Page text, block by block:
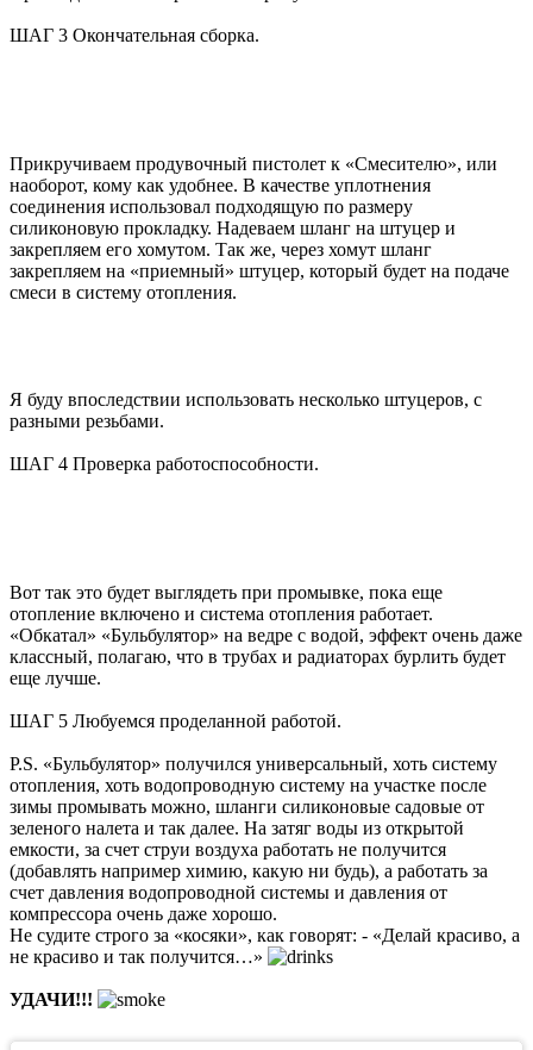
ШАГ 3 Окончательная сборка.
Прикручиваем продувочный пистолет к «Смесителю», или
наоборот, кому как удобнее. В качестве уплотнения
соединения использовал подходящую по размеру
силиконовую прокладку. Надеваем шланг на штуцер и
закрепляем его хомутом. Так же, через хомут шланг
закрепляем на «приемный» штуцер, который будет на подаче
смеси в систему отопления.
Я буду впоследствии использовать несколько штуцеров, с
разными резьбами.
ШАГ 4 Проверка работоспособности.
Вот так это будет выглядеть при промывке, пока еще
отопление включено и система отопления работает.
«Обкатал» «Бульбулятор» на ведре с водой, эффект очень даже
классный, полагаю, что в трубах и радиаторах бурлить будет
еще лучше.
ШАГ 5 Любуемся проделанной работой.
P.S. «Бульбулятор» получился универсальный, хоть систему
отопления, хоть водопроводную систему на участке после
зимы промывать можно, шланги силиконовые садовые от
зеленого налета и так далее. На затяг воды из открытой
емкости, за счет струи воздуха работать не получится
(добавлять например химию, какую ни будь), а работать за
счет давления водопроводной системы и давления от
компрессора очень даже хорошо.
Не судите строго за «косяки», как говорят: - «Делай красиво, а
не красиво и так получится…»
УДАЧИ!!!